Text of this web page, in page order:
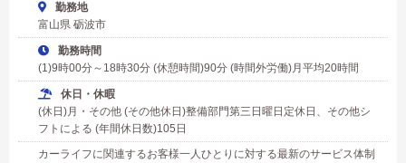
勤務地
富山県 砺波市
勤務時間
(1)9時00分～18時30分 (休憩時間)90分 (時間外労働)月平均20時間
休日・休暇
(休日)月・その他 (その他休日)整備部門第三日曜日定休日、その他シ
フトによる (年間休日数)105日
カーライフに関連するお客様一人ひとりに対する最新のサービス体制